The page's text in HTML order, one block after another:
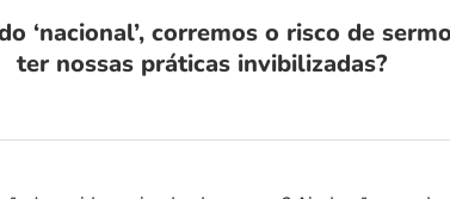
‘nacional’, corremos o risco de
ter nossas práticas invibilizadas?